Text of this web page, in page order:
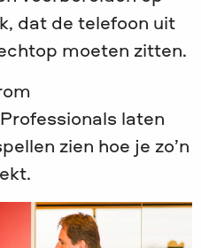
dat de telefoon uit
moeten zitten.
laten
zien hoe je zo’n